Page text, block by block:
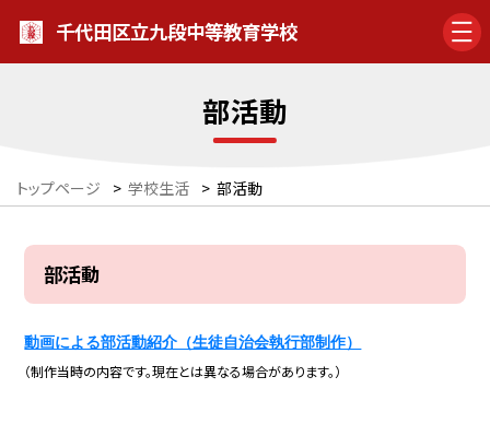
千代田区立九段中等教育学校
部活動
トップページ > 学校生活 > 部活動
部活動
動画による部活動紹介（生徒自治会執行部制作）
（制作当時の内容です。現在とは異なる場合があります。）